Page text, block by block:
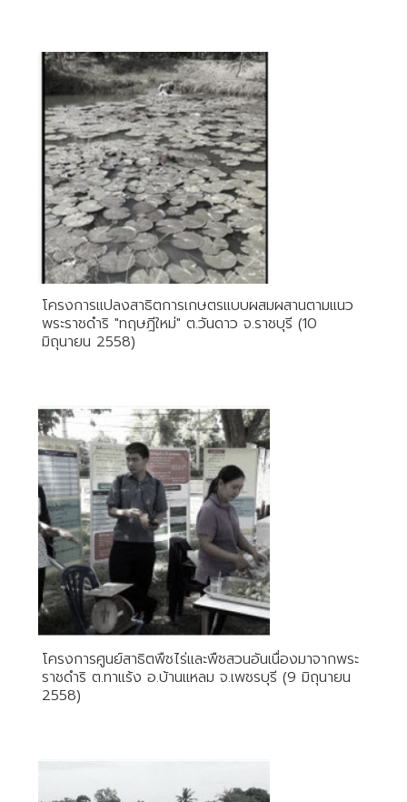
โครงการแปลงสาธิตการเกษตรแบบผสมผสานตามแนว
พระราชดำริ "ทฤษฎีใหม่" ต.วันดาว จ.ราชบุรี (10
มิถุนายน 2558)
โครงการศูนย์สาธิตพืชไร่และพืชสวนอันเนื่องมาจากพระ
ราชดำริ ต.ทาแร้ง อ.บ้านแหลม จ.เพชรบุรี (9 มิถุนายน
2558)